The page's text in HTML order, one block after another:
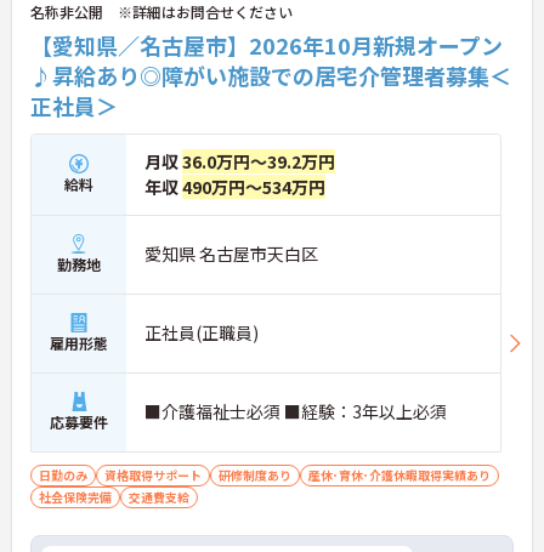
名称非公開 ※詳細はお問合せください
【愛知県／名古屋市】2026年10月新規オープン
♪昇給あり◎障がい施設での居宅介管理者募集＜
正社員＞
給料
月収36.0万円～39.2万円
年収490万円～534万円
勤務地 愛知県 名古屋市天白区
雇用形態 正社員(正職員)
応募要件 ■介護福祉士必須 ■経験：3年以上必須
日勤のみ 資格取得サポート 研修制度あり
産休･育休･介護休暇取得実績あり
社会保険完備
交通費支給